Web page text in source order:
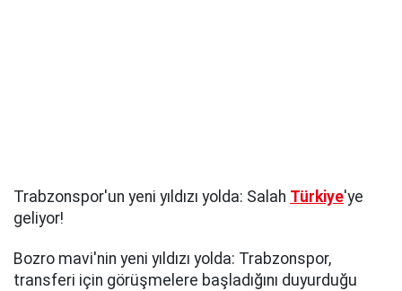
Trabzonspor'un yeni yıldızı yolda: Salah Türkiye'ye
geliyor!
Bozro mavi'nin yeni yıldızı yolda: Trabzonspor,
transferi için görüşmelere başladığını duyurduğu